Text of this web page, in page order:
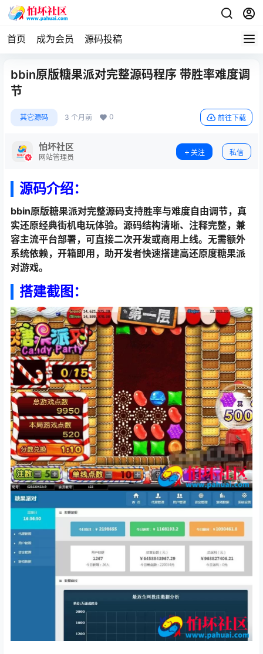
首页 成为会员 源码投稿
bbin原版糖果派对完整源码程序 带胜率难度调
节
其它源码 3 个月前 0 前往下载
怕坏社区
网站管理员
关注 私信
源码介绍：
bbin原版糖果派对完整源码支持胜率与难度自由调节，真
实还原经典街机电玩体验。源码结构清晰、注释完整，兼
容主流平台部署，可直接二次开发或商用上线。无需额外
系统依赖，开箱即用，助开发者快速搭建高还原度糖果派
对游戏。
搭建截图：